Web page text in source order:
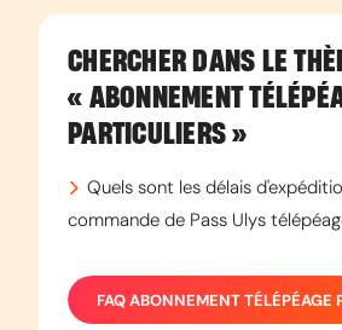
CHERCHER DANS LE
« ABONNEMENT
PARTICULIERS »
Quels sont les délais
commande de Pass Ulys
FAQABONNEMENT TÉLÉPÉAGE